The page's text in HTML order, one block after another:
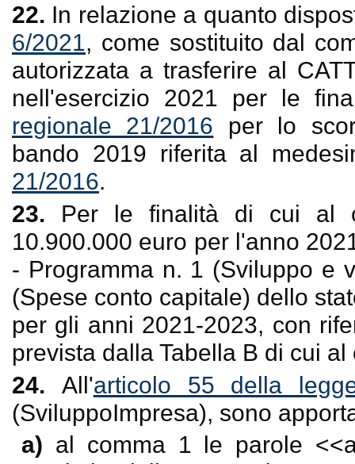
22. In relazione a quanto
6/2021, come sostituito dal
autorizzata a trasferire al
nell'esercizio 2021 per le
regionale 21/2016 per lo
bando 2019 riferita al
21/2016.
23. Per le finalità di cui al
10.900.000 euro per l'anno
- Programma n. 1 (Sviluppo e
(Spese conto capitale) dello
per gli anni 2021-2023, con
prevista dalla Tabella B di cui al
24. All'articolo 55 della
(SviluppoImpresa), sono
a) al comma 1 le parole <<